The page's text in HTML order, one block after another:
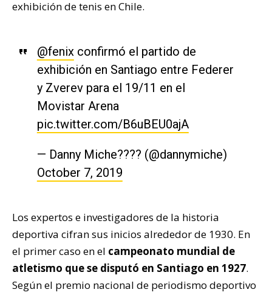
exhibición de tenis en Chile.
@fenixconfirmó el partido de
exhibición en Santiago entre Federer
y Zverev para el 19/11 en el
Movistar Arena
pic.twitter.com/B6uBEU0ajA
— Danny Miche???? (@dannymiche)
October 7, 2019
Los expertos e investigadores de la historia
deportiva cifran sus inicios alrededor de 1930. En
el primer caso en el campeonato mundial de
atletismo que se disputó en Santiago en 1927.
Según el premio nacional de periodismo deportivo